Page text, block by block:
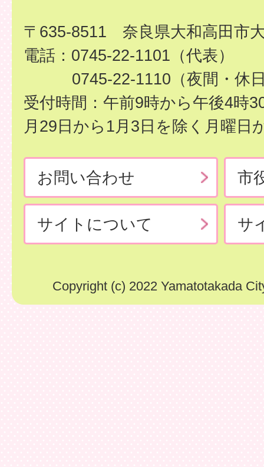
〒635-8511 奈良県大和高田市
電話：0745-22-1101（代表）
0745-22-1110（夜間・休
受付時間：午前9時から午後4時
月29日から1月3日を除く月曜日
お問い合わせ 市
サイトについて サ
Copyright (c) 2022 Yamatotakada